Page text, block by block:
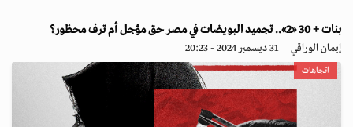
بنات + 30 «2».. تجميد البويضات في مصر حق مؤجل أم ترف محظور؟
إيمان الوراقي 31 ديسمبر 2024 - 20:23
اتجاهات